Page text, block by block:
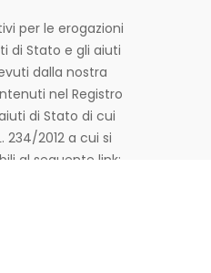
per le erogazioni
di Stato e gli aiuti
dalla nostra
nel Registro
di Stato di cui
234/2012 a cui si
al seguente link: